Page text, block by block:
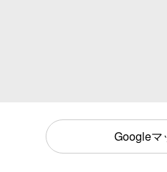
Googleマ